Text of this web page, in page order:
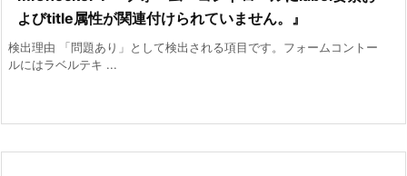
よびtitle属性が関連付けられていません。』
検出理由 「問題あり」として検出される項目です。フォームコントー
ルにはラベルテキ ...